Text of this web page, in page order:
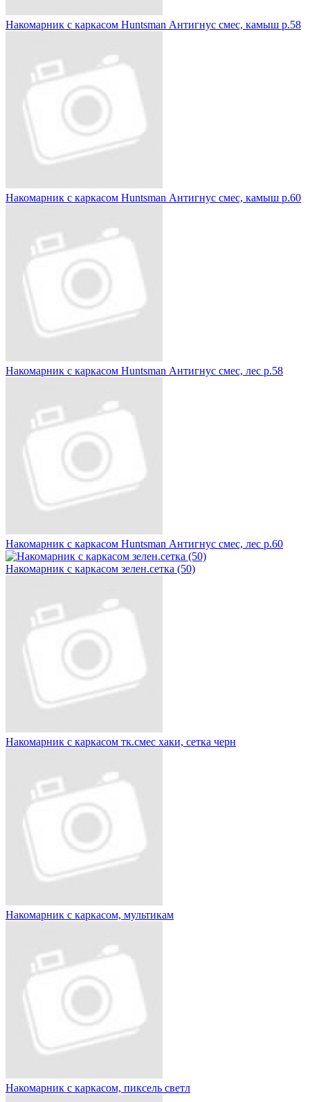
Накомарник с каркасом Huntsman Антигнус смес, камыш р.58
Накомарник с каркасом Huntsman Антигнус смес, камыш р.60
Накомарник с каркасом Huntsman Антигнус смес, лес р.58
Накомарник с каркасом Huntsman Антигнус смес, лес р.60
Накомарник с каркасом зелен.сетка (50)
Накомарник с каркасом тк.смес хаки, сетка черн
Накомарник с каркасом, мультикам
Накомарник с каркасом, пиксель светл